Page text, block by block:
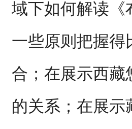
域下如何解读《
一些原则把握得
合；在展示西藏
的关系；在展